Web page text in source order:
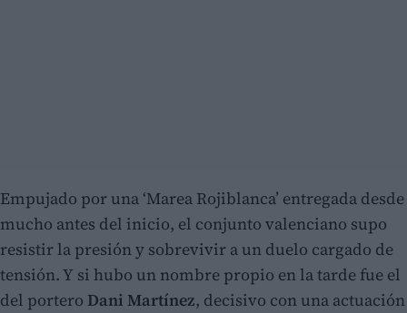
Empujado por una ‘Marea Rojiblanca’ entregada desde
mucho antes del inicio, el conjunto valenciano supo
resistir la presión y sobrevivir a un duelo cargado de
tensión. Y si hubo un nombre propio en la tarde fue el
del portero Dani Martínez, decisivo con una actuación